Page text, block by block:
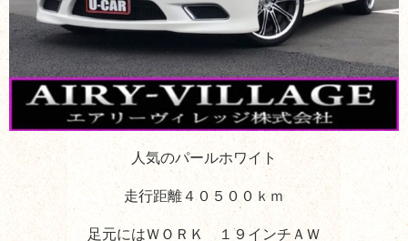
人気のパールホワイト
走行距離４０５００ｋｍ
足元にはＷＯＲＫ １９インチＡＷ